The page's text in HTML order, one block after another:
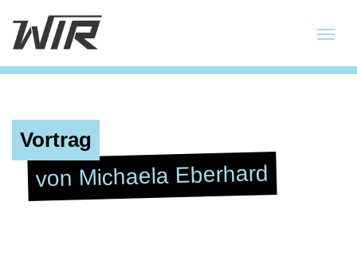
Vortrag
von Michaela Eberhard